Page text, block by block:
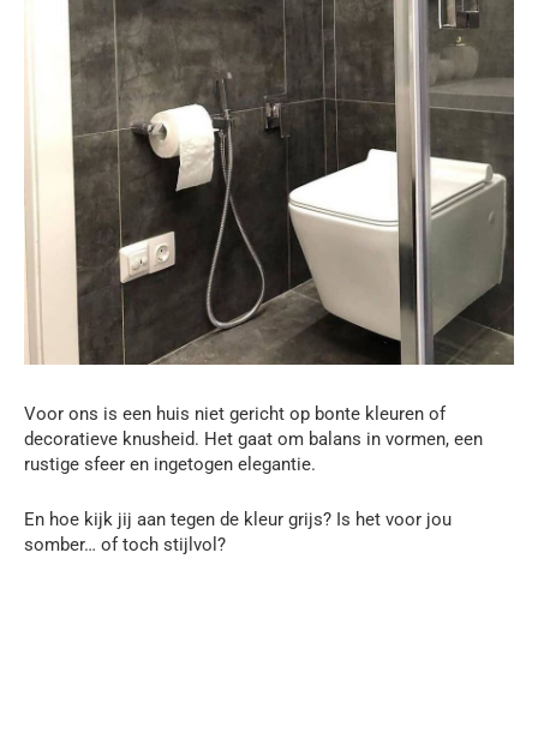
Voor ons is een huis niet gericht op bonte kleuren of
decoratieve knusheid. Het gaat om balans in vormen, een
rustige sfeer en ingetogen elegantie.
En hoe kijk jij aan tegen de kleur grijs? Is het voor jou
somber… of toch stijlvol?